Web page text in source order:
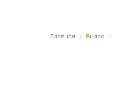
Главная Видео